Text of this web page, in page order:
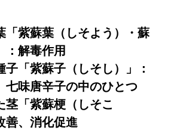
「紫蘇葉（しそよう）・蘇
：解毒作用
子「紫蘇子（しそし）」：
七味唐辛子の中のひとつ
茎「紫蘇梗（しそこ
善、消化促進